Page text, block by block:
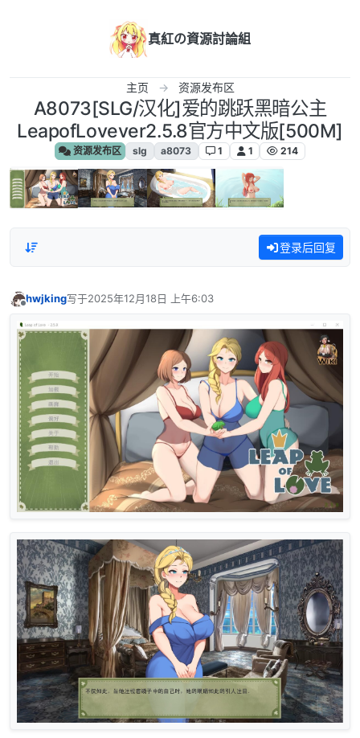
真紅の資源討論組
主页 资源发布区
A8073[SLG/汉化]爱的跳跃黑暗公主
LeapofLovever2.5.8官方中文版[500M]
资源发布区 slg a8073 1 1 214
登录后回复
hwjking写于2025年12月18日 上午6:03
最后由 编辑